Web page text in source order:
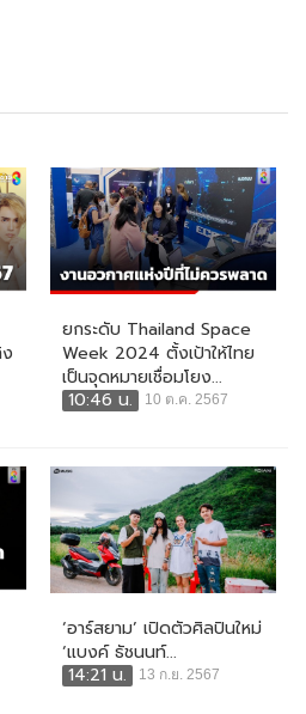
ยกระดับ Thailand Space
Week 2024 ตั้งเป้าให้ไทย
เป็นจุดหมายเชื่อมโยง...
10:46 น.
10 ต.ค. 2567
‘อาร์สยาม’ เปิดตัวศิลปินใหม่
‘แบงค์ ธัชนนท์...
14:21 น.
13 ก.ย. 2567